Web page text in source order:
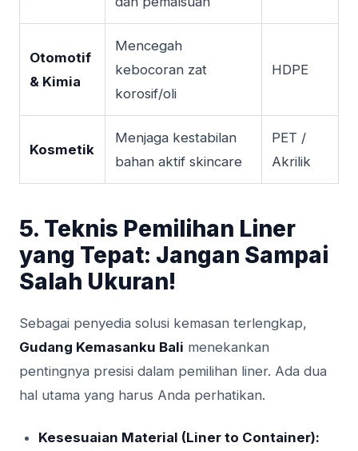
Otomotif
& Kimia
Mencegah
kebocoran zat
korosif/oli
HDPE
Kosmetik
Menjaga kestabilan
bahan aktif skincare
PET /
Akrilik
5. Teknis Pemilihan Liner
yang Tepat: Jangan Sampai
Salah Ukuran!
Sebagai penyedia solusi kemasan terlengkap,
Gudang Kemasanku Bali menekankan
pentingnya presisi dalam pemilihan liner. Ada dua
hal utama yang harus Anda perhatikan.
Kesesuaian Material (Liner to Container):